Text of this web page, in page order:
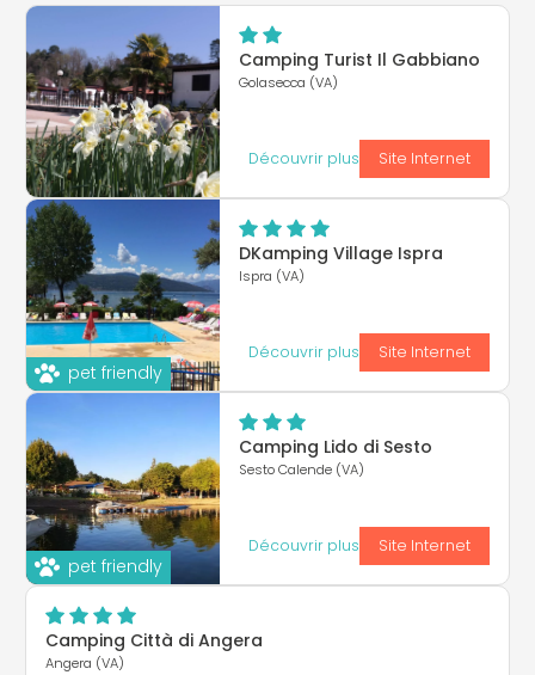
Camping Turist Il Gabbiano
Golasecca (VA)
Découvrir plus Site Internet
pet friendly
DKamping Village Ispra
Ispra (VA)
Découvrir plus Site Internet
pet friendly
Camping Lido di Sesto
Sesto Calende (VA)
Découvrir plus Site Internet
Camping Città di Angera
Angera (VA)